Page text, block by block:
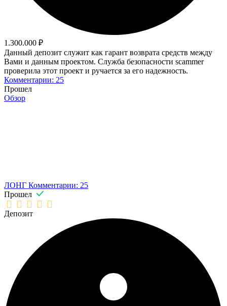
1.300.000 ₽
Данный депозит служит как гарант возврата средств между
Вами и данным проектом. Служба безопасности scammer
проверила этот проект и ручается за его надежность.
Комментарии: 25
Прошел
Обзор
ЛОНГ Комментарии: 25
Прошел
Депозит